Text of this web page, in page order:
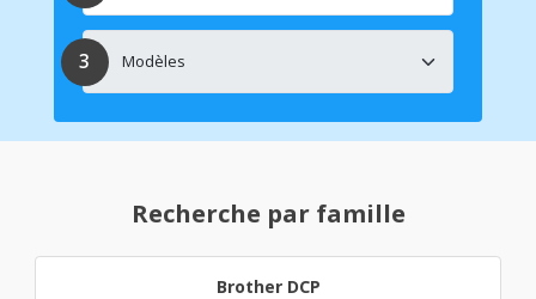
Recherche par famille
Brother DCP